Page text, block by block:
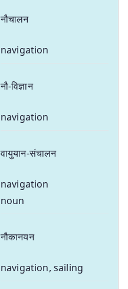
नौचालन
navigation
नौ-विज्ञान
navigation
वायुयान-संचालन
navigation
noun
नौकानयन
navigation, sailing